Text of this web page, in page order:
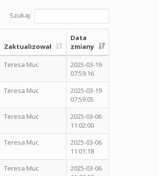
Szukaj:
Zaktualizował
Data
zmiany
Teresa Muc
2025-03-19
07:59:16
Teresa Muc
2025-03-19
07:59:05
Teresa Muc
2025-03-06
11:02:00
Teresa Muc
2025-03-06
11:01:18
Teresa Muc
2025-03-06